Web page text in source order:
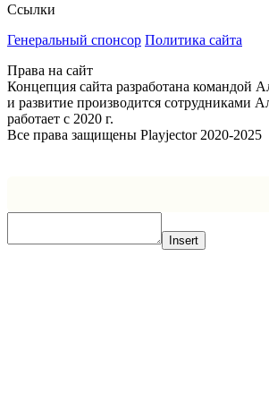
Ссылки
Генеральный спонсор Политика сайта
Права на сайт
Концепция сайта разработана командой
и развитие производится сотрудниками
работает с 2020 г.
Все права защищены Playjector 2020-2025
Insert